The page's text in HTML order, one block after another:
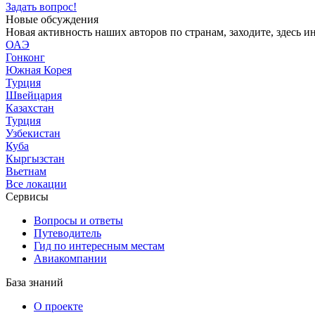
записей
Задать вопрос!
Новые обсуждения
Новая активность наших авторов по странам, заходите, здесь
ОАЭ
Гонконг
Южная Корея
Турция
Швейцария
Казахстан
Турция
Узбекистан
Куба
Кыргызстан
Вьетнам
Все локации
Сервисы
Вопросы и ответы
Путеводитель
Гид по интересным местам
Авиакомпании
База знаний
О проекте